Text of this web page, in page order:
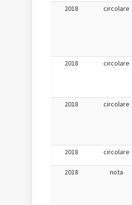
2018
circolare
2018
circolare
2018
circolare
2018
circolare
2018
nota